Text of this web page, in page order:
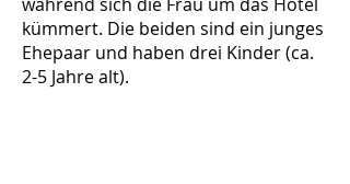
kümmert. Die beiden sind ein junges
Ehepaar und haben drei Kinder (ca.
2-5 Jahre alt).